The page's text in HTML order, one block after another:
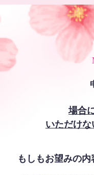
場合
いただけな
もしもお望みの内